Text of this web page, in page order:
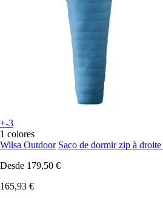
+-3
1 colores
Wilsa Outdoor Saco de dormir zip à
Desde 179,50 €
165,93 €